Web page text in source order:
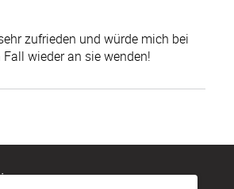
zufrieden und würde mich bei
wieder an sie wenden!